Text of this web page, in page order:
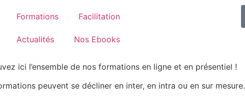
Formations Facilitation
Actualités Nos Ebooks
ici l’ensemble de nos formations en ligne et en présentiel !
peuvent se décliner en inter, en intra ou en sur mesure.